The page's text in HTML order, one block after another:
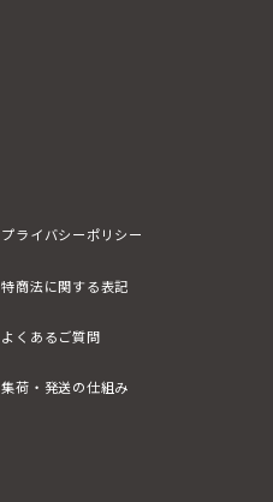
プライバシーポリシー
特商法に関する表記
よくあるご質問
集荷・発送の仕組み